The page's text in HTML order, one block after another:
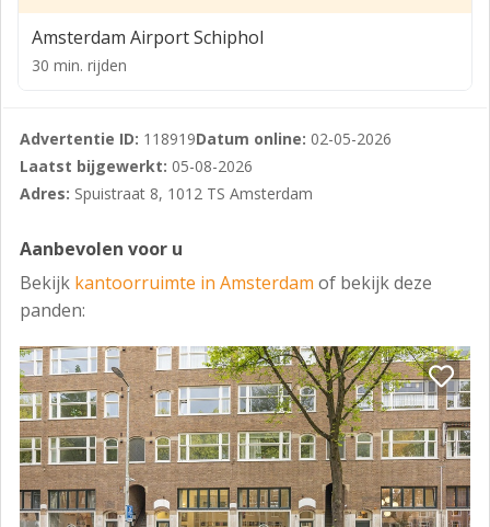
155,30 m² BVO
Derde verdieping
155,30 m² BVO
Vierde verdieping
23,50 m² vides> 4m
35,90 m² VVO
TOTAAL
810,90 m² BVO
622,20 m² VVO
Amsterdam Airport Schiphol
30 min. rijden
Advertentie ID: 118919Datum online: 02-05-2026
Laatst bijgewerkt: 05-08-2026
Adres: Spuistraat 8, 1012 TS Amsterdam
Aanbevolen voor u
Bekijk kantoorruimte in Amsterdam of bekijk deze
panden: